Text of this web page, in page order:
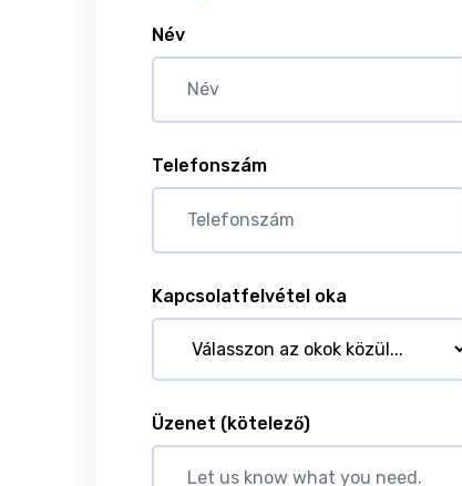
Név
Telefonszám
Kapcsolatfelvétel oka
Üzenet (kötelező)